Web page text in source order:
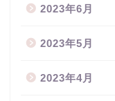
2023年6月
2023年5月
2023年4月